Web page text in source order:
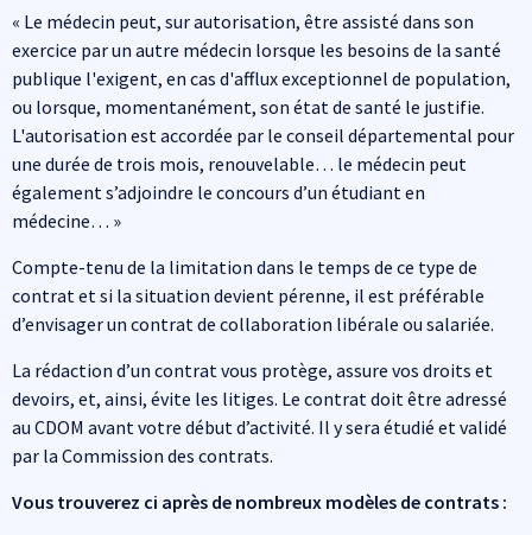
« Le médecin peut, sur autorisation, être assisté dans son
exercice par un autre médecin lorsque les besoins de la santé
publique l'exigent, en cas d'afflux exceptionnel de population,
ou lorsque, momentanément, son état de santé le justifie.
L'autorisation est accordée par le conseil départemental pour
une durée de trois mois, renouvelable… le médecin peut
également s’adjoindre le concours d’un étudiant en
médecine… »
Compte-tenu de la limitation dans le temps de ce type de
contrat et si la situation devient pérenne, il est préférable
d’envisager un contrat de collaboration libérale ou salariée.
La rédaction d’un contrat vous protège, assure vos droits et
devoirs, et, ainsi, évite les litiges. Le contrat doit être adressé
au CDOM avant votre début d’activité. Il y sera étudié et validé
par la Commission des contrats.
Vous trouverez ci après de nombreux modèles de contrats :